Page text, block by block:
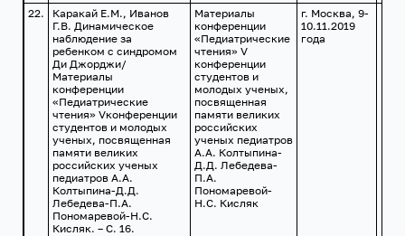
22.
Каракай Е.М., Иванов
Г.В. Динамическое
наблюдение за
ребенком с синдромом
Ди Джорджи/
Материалы
конференции
«Педиатрические
чтения» Vконференции
студентов и молодых
ученых, посвященная
памяти великих
российских ученых
педиатров А.А.
Колтыпина-Д.Д.
Лебедева-П.А.
Пономаревой-Н.С.
Кисляк. – С. 16.
Материалы
конференции
«Педиатрические
чтения» V
конференции
студентов и
молодых ученых,
посвященная
памяти великих
российских
ученых педиатров
А.А. Колтыпина-
Д.Д. Лебедева-
П.А.
Пономаревой-
Н.С. Кисляк
г. Москва, 9-
10.11.2019
года